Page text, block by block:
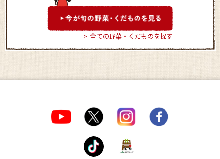
全ての野菜・くだものを探す